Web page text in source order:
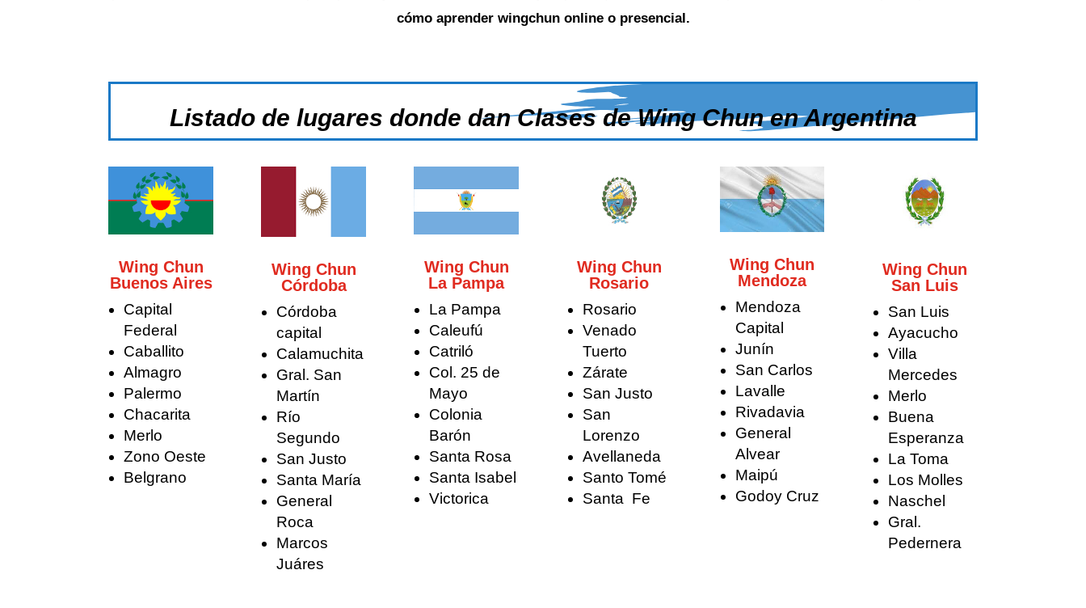
cómo aprender wingchun online o presencial.
Listado de lugares donde dan Clases de Wing Chun en Argentina
Wing Chun
Buenos Aires
Capital
Federal
Caballito
Almagro
Palermo
Chacarita
Merlo
Zono Oeste
Belgrano
Wing Chun
Córdoba
Córdoba
capital
Calamuchita
Gral. San
Martín
Río
Segundo
San Justo
Santa María
General
Roca
Marcos
Juáres
Wing Chun
La Pampa
La Pampa
Caleufú
Catriló
Col. 25 de
Mayo
Colonia
Barón
Santa Rosa
Santa Isabel
Victorica
Wing Chun
Rosario
Rosario
Venado
Tuerto
Zárate
San Justo
San
Lorenzo
Avellaneda
Santo Tomé
Santa Fe
Wing Chun
Mendoza
Mendoza
Capital
Junín
San Carlos
Lavalle
Rivadavia
General
Alvear
Maipú
Godoy Cruz
Wing Chun
San Luis
San Luis
Ayacucho
Villa
Mercedes
Merlo
Buena
Esperanza
La Toma
Los Molles
Naschel
Gral.
Pedernera